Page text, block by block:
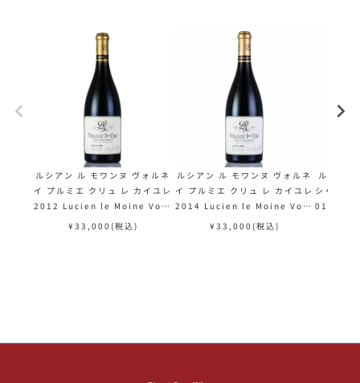
ルシアン ル モワンヌ ヴォルネ
イ プルミエ クリュ レ カイユレ
2012 Lucien le Moine Voln
ay 1er Cru Les Caillerets
¥ 33,000 (税込)
ルシアン ル モワンヌ ヴォルネ
イ プルミエ クリュ レ カイユレ
2014 Lucien le Moine Voln
ay 1er Cru Les Caillerets
¥ 33,000 (税込)
ルシア
シャンベ
012